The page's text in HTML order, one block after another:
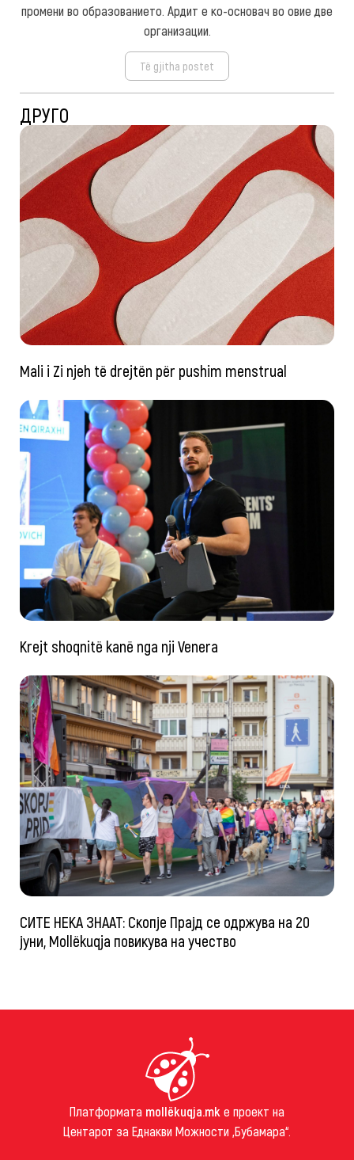
промени во образованието. Ардит е ко-основач во овие две
организации.
Të gjitha postet
ДРУГО
Mali i Zi njeh të drejtën për pushim menstrual
Krejt shoqnitë kanë nga nji Venera
СИТЕ НЕКА ЗНААТ: Скопје Прајд се одржува на 20
јуни, Mollëkuqja повикува на учество
Платформата mollëkuqja.mk е проект на
Центарот за Еднакви Можности „Бубамара“.